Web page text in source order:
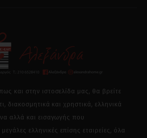
και στην ιστοσελίδα μας, θα βρείτε
διακοσμητικά και χρηστικά, ελληνικά
αλλά και εισαγωγής που
ελληνικές επίσης εταιρείες, όλα